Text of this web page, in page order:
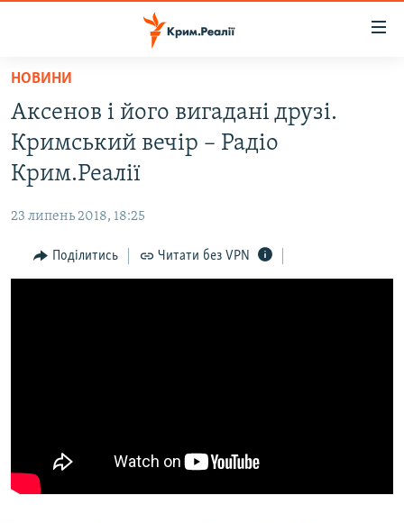
Перейти
основного
матеріалу
Перейти
до
основної
Перейти
до
ВІДЕО ТА ФОТО
БЛОГИ
ПОГЛЯД
СВІДЧЕННЯ ОКУПАЦІЇ
УКРАЇНСЬКА ПРОБЛЕМА КРИМУ
Qırımtatar
НОВИНИ
Аксенов і його вигадані друзі.
Кримський вечір – Радіо
Крим.Реалії
23 липень 2018, 18:25
Поділитись Читати без VPN